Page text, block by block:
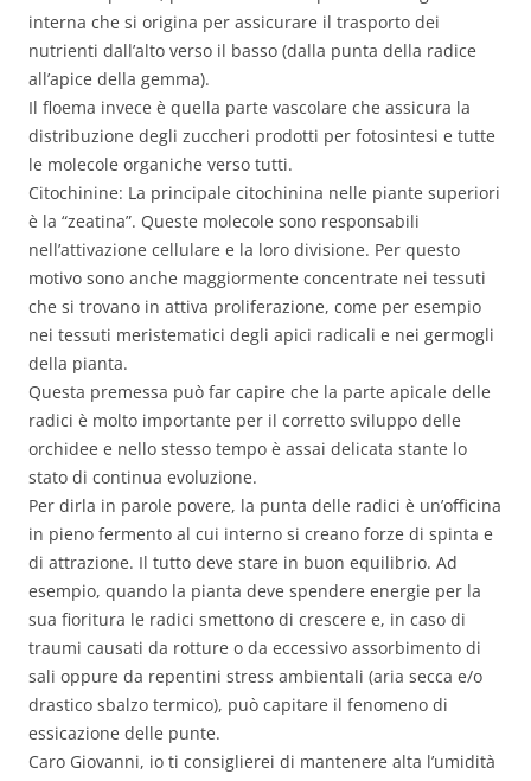
interna che si origina per assicurare il trasporto dei
nutrienti dall’alto verso il basso (dalla punta della radice
all’apice della gemma).
Il floema invece è quella parte vascolare che assicura la
distribuzione degli zuccheri prodotti per fotosintesi e tutte
le molecole organiche verso tutti.
Citochinine: La principale citochinina nelle piante superiori
è la “zeatina”. Queste molecole sono responsabili
nell’attivazione cellulare e la loro divisione. Per questo
motivo sono anche maggiormente concentrate nei tessuti
che si trovano in attiva proliferazione, come per esempio
nei tessuti meristematici degli apici radicali e nei germogli
della pianta.
Questa premessa può far capire che la parte apicale delle
radici è molto importante per il corretto sviluppo delle
orchidee e nello stesso tempo è assai delicata stante lo
stato di continua evoluzione.
Per dirla in parole povere, la punta delle radici è un’officina
in pieno fermento al cui interno si creano forze di spinta e
di attrazione. Il tutto deve stare in buon equilibrio. Ad
esempio, quando la pianta deve spendere energie per la
sua fioritura le radici smettono di crescere e, in caso di
traumi causati da rotture o da eccessivo assorbimento di
sali oppure da repentini stress ambientali (aria secca e/o
drastico sbalzo termico), può capitare il fenomeno di
essicazione delle punte.
Caro Giovanni, io ti consiglierei di mantenere alta l’umidità